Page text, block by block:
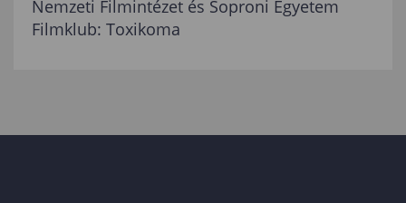
Nemzeti Filmintézet és Soproni Egyetem
Filmklub: Toxikoma